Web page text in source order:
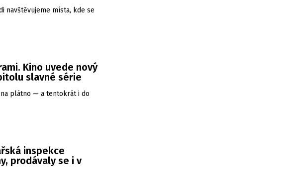
navštěvujeme místa, kde se
Kino uvede nový
slavné série
plátno — a tentokrát i do
inspekce
prodávaly se i v